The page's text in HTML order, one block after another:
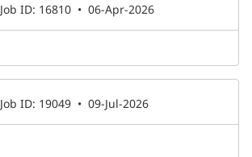
Job ID: 16810 • 06-Apr-2026
Job ID: 19049 • 09-Jul-2026